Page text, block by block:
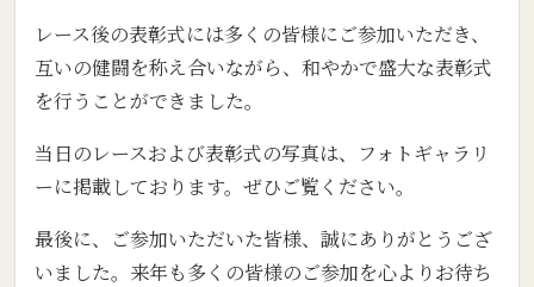
レース後の表彰式には多くの皆様にご参加いただき、
互いの健闘を称え合いながら、和やかで盛大な表彰式
を行うことができました。
当日のレースおよび表彰式の写真は、フォトギャラリ
ーに掲載しております。ぜひご覧ください。
最後に、ご参加いただいた皆様、誠にありがとうござ
いました。来年も多くの皆様のご参加を心よりお待ち